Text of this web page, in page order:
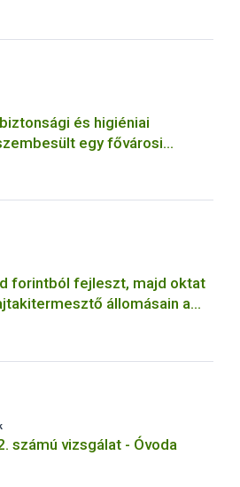
és higiéniai
egy fővárosi
Nébih
forintból fejleszt, majd oktat
állomásain a
számú vizsgálat - Óvoda